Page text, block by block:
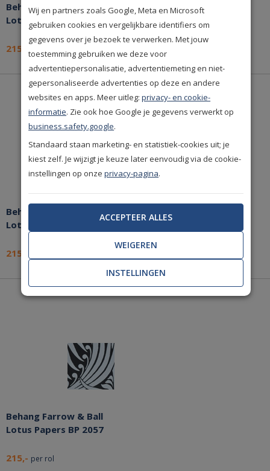
Behang Farrow & Ball
Lotus Papers BP 2041
215,- per rol
Behang Farrow & Ball
Lotus Papers BP 2009
Behang Farrow & Ball
Lotus Papers BP 2051
215,-
Behang Farrow & Ball
Behang Farrow & Ball
Lotus Papers BP 2057
215,- per rol
Wij en partners zoals Google, Meta en Microsoft
gebruiken cookies en vergelijkbare identifiers om
gegevens over je bezoek te verwerken. Met jouw
toestemming gebruiken we deze voor
advertentiepersonalisatie, advertentiemeting en niet-
gepersonaliseerde advertenties op deze en andere
websites en apps. Meer uitleg:privacy- en cookie-
informatie. Zie ook hoe Google je gegevens verwerkt op
business.safety.google.
Standaard staan marketing- en statistiek-cookies uit; je
kiest zelf. Je wijzigt je keuze later eenvoudig via de cookie-
instellingen op onzeprivacy-pagina.
ACCEPTEER ALLES
WEIGEREN
INSTELLINGEN